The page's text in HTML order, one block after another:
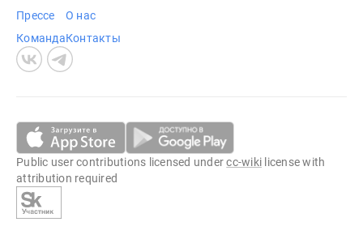
Прессе
Команда
О нас
Контакты
Public user contributions licensed undercc-wiki license with
attribution required